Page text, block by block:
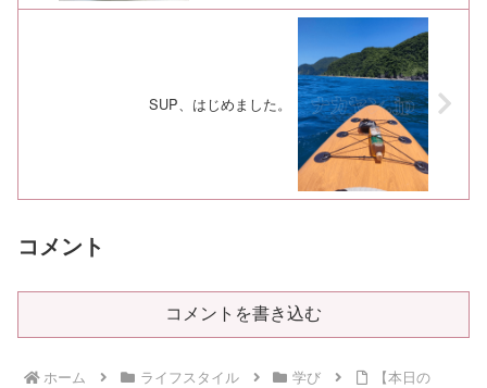
SUP、はじめました。
コメント
コメントを書き込む
ホーム ライフスタイル 学び
【本日の